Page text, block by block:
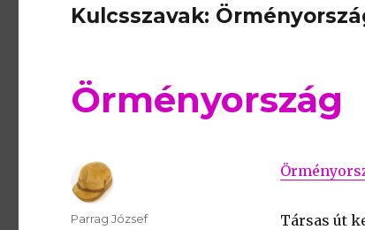
Kulcsszavak:
Örményország
Társas út
Szerző
Parrag József